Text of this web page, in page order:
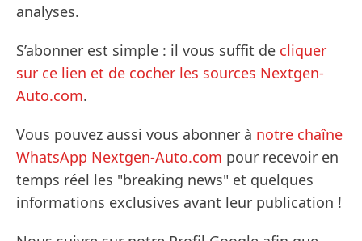
analyses.
S’abonner est simple : il vous suffit de cliquer
sur ce lien et de cocher les sources Nextgen-
Auto.com.
Vous pouvez aussi vous abonner à notre chaîne
WhatsApp Nextgen-Auto.com pour recevoir en
temps réel les "breaking news" et quelques
informations exclusives avant leur publication !